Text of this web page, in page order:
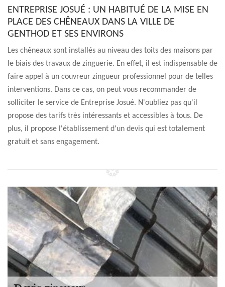
ENTREPRISE JOSUÉ : UN HABITUÉ DE LA MISE EN
PLACE DES CHÊNEAUX DANS LA VILLE DE
GENTHOD ET SES ENVIRONS
Les chêneaux sont installés au niveau des toits des maisons par
le biais des travaux de zinguerie. En effet, il est indispensable de
faire appel à un couvreur zingueur professionnel pour de telles
interventions. Dans ce cas, on peut vous recommander de
solliciter le service de Entreprise Josué. N'oubliez pas qu'il
propose des tarifs très intéressants et accessibles à tous. De
plus, il propose l'établissement d'un devis qui est totalement
gratuit et sans engagement.